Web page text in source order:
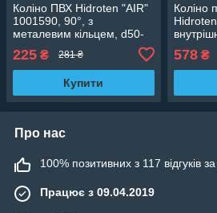
Коліно ПВХ Hidroten "AIR"
1001590, 90°, з
металевим кільцем, d50-
225 ₴ 281 ₴
Купити
Коліно
578₴
Про нас
100% позитивних з 117 відгуків за
Працює з 09.04.2019